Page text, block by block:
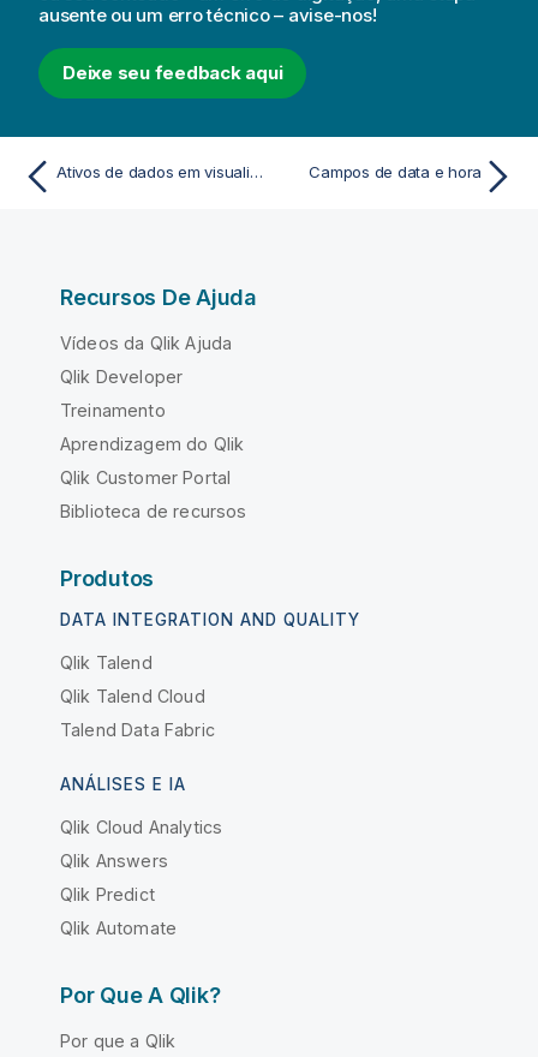
ausente ou um erro técnico – avise-nos!
Deixe seu feedback aqui
Ativos de dados em visualizações Campos de data e hora
Recursos De Ajuda
Vídeos da Qlik Ajuda
Qlik Developer
Treinamento
Aprendizagem do Qlik
Qlik Customer Portal
Biblioteca de recursos
Produtos
DATA INTEGRATION AND QUALITY
Qlik Talend
Qlik Talend Cloud
Talend Data Fabric
ANÁLISES E IA
Qlik Cloud Analytics
Qlik Answers
Qlik Predict
Qlik Automate
Por Que A Qlik?
Por que a Qlik